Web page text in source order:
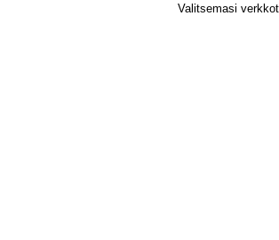
Valitsemasi